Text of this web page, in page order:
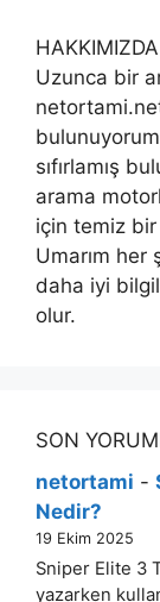
HAKKIMIZDA
Uzunca bir
sıfırlamış
arama
için temiz
Umarım
daha iyi
olur.
SON
netortami -
Nedir?
19 Ekim 2025
Sniper Elite 3
yazarken